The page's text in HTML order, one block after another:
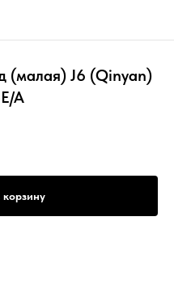
(малая) J6 (Qinyan)
A